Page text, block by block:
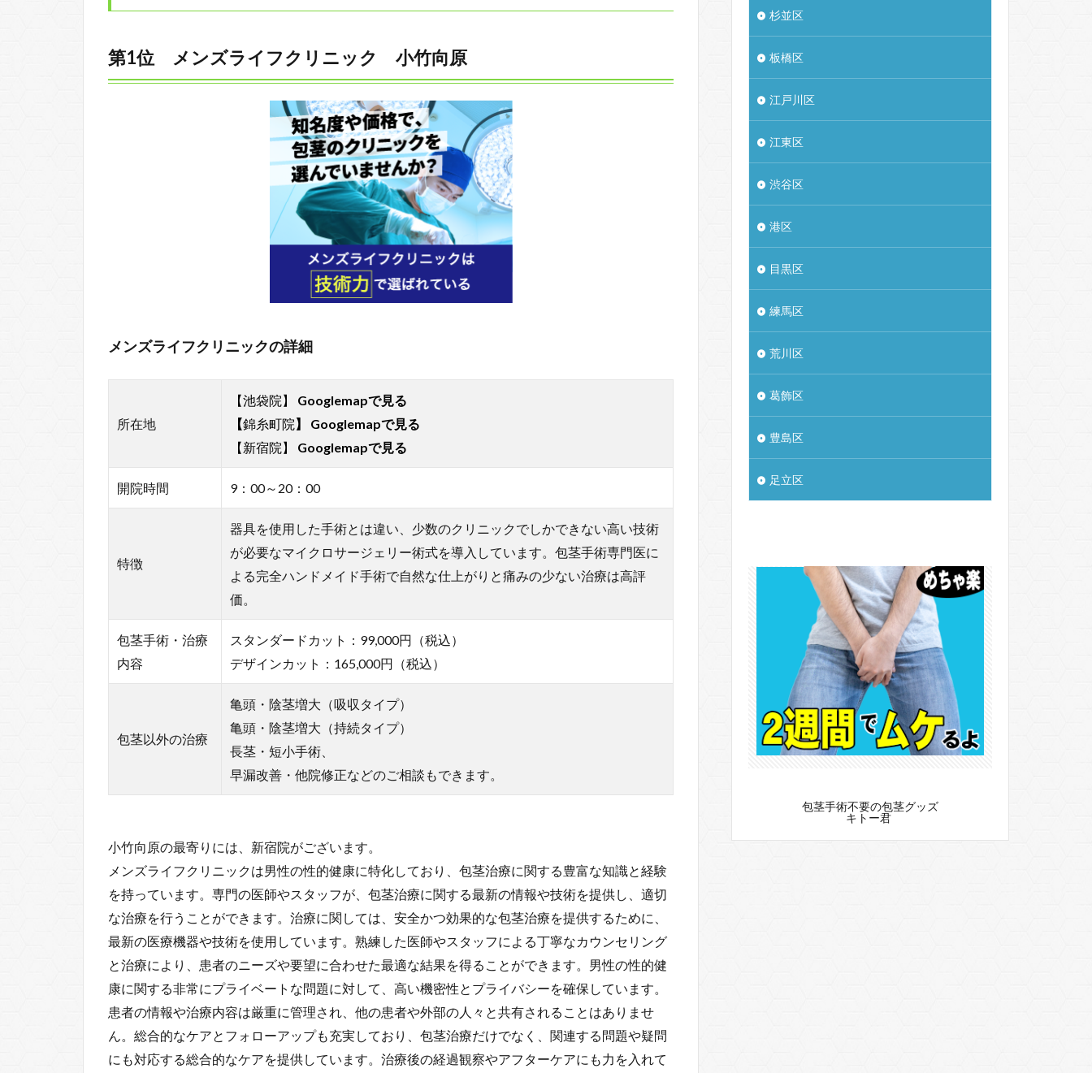
第1位 メンズライフクリニック 小竹向原
メンズライフクリニックの詳細
所在地
【池袋院】
Googlemapで見る
【錦糸町院】
Googlemapで見る
【新宿院】 Googlemapで見る
開院時間 9：00～20：00
特徴
器具を使用した手術とは違い、少数のクリニックでしかできない高い技術
が必要なマイクロサージェリー術式を導入しています。包茎手術専門医に
よる完全ハンドメイド手術で自然な仕上がりと痛みの少ない治療は高評
価。
包茎手術・治療
内容
スタンダードカット：99,000円（税込）
デザインカット：165,000円（税込）
包茎以外の治療
亀頭・陰茎増大（吸収タイプ）
亀頭・陰茎増大（持続タイプ）
長茎・短小手術、
早漏改善・他院修正などのご相談もできます。
小竹向原の最寄りには、新宿院がございます。
メンズライフクリニックは男性の性的健康に特化しており、包茎治療に関する豊富な知識と経験
を持っています。専門の医師やスタッフが、包茎治療に関する最新の情報や技術を提供し、適切
な治療を行うことができます。治療に関しては、安全かつ効果的な包茎治療を提供するために、
最新の医療機器や技術を使用しています。熟練した医師やスタッフによる丁寧なカウンセリング
と治療により、患者のニーズや要望に合わせた最適な結果を得ることができます。男性の性的健
康に関する非常にプライベートな問題に対して、高い機密性とプライバシーを確保しています。
患者の情報や治療内容は厳重に管理され、他の患者や外部の人々と共有されることはありませ
ん。総合的なケアとフォローアップも充実しており、包茎治療だけでなく、関連する問題や疑問
にも対応する総合的なケアを提供しています。治療後の経過観察やアフターケアにも力を入れて
杉並区
板橋区
江戸川区
江東区
渋谷区
港区
目黒区
練馬区
荒川区
葛飾区
豊島区
足立区
包茎手術不要の包茎グッズ
キトー君